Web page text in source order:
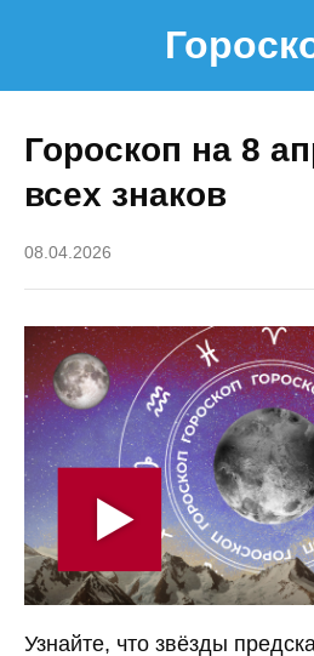
Гороскоп на 8
всех знаков
08.04.2026
Узнайте, что звёзды